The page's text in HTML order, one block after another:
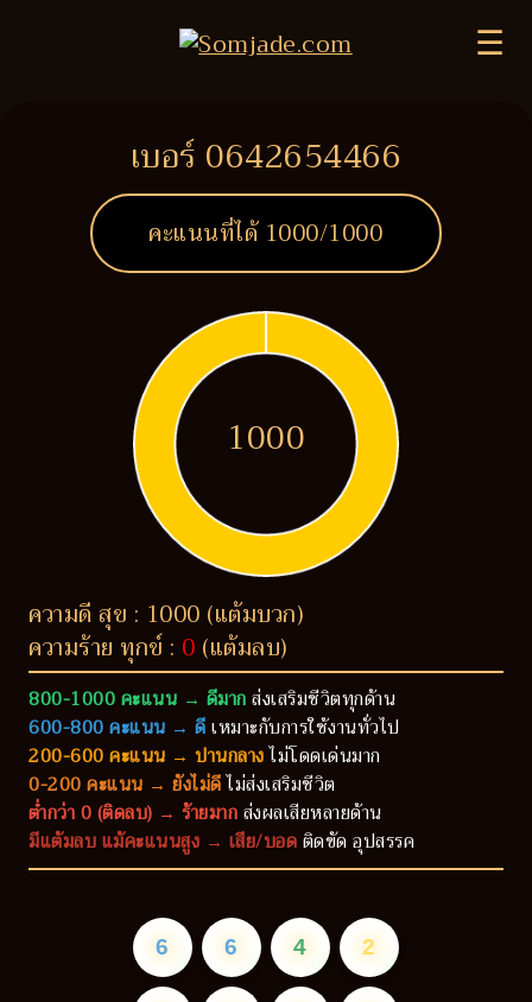
☰
เบอร์ 0642654466
คะแนนที่ได้ 1000/1000
1000
ความดี สุข : 1000 (แต้มบวก)
ความร้าย ทุกข์ : 0 (แต้มลบ)
800-1000 คะแนน → ดีมากส่งเสริมชีวิตทุกด้าน
600-800 คะแนน → ดีเหมาะกับการใช้งานทั่วไป
200-600 คะแนน → ปานกลางไม่โดดเด่นมาก
0-200 คะแนน → ยังไม่ดีไม่ส่งเสริมชีวิต
ต่ำกว่า 0 (ติดลบ) → ร้ายมากส่งผลเสียหลายด้าน
มีแต้มลบ แม้คะแนนสูง → เสีย/บอดติดขัด อุปสรรค
6 6 4 2